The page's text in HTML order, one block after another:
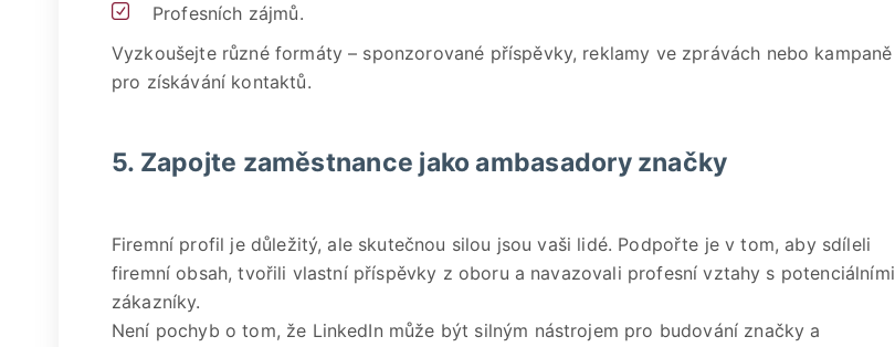
Profesních zájmů.
Vyzkoušejte různé formáty – sponzorované příspěvky, reklamy ve zprávách nebo kampaně
pro získávání kontaktů.
5. Zapojte zaměstnance jako ambasadory značky
Firemní profil je důležitý, ale skutečnou silou jsou vaši lidé. Podpořte je v tom, aby sdíleli
firemní obsah, tvořili vlastní příspěvky z oboru a navazovali profesní vztahy s potenciálními
zákazníky.
Není pochyb o tom, že LinkedIn může být silným nástrojem pro budování značky a